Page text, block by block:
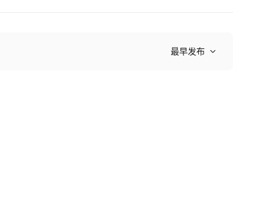
最早发布